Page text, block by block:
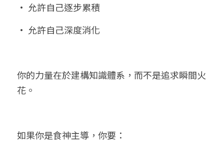
• 允許自己逐步累積
• 允許自己深度消化
你的力量在於建構知識體系，而不是追求瞬間火
花。
如果你是食神主導，你要：